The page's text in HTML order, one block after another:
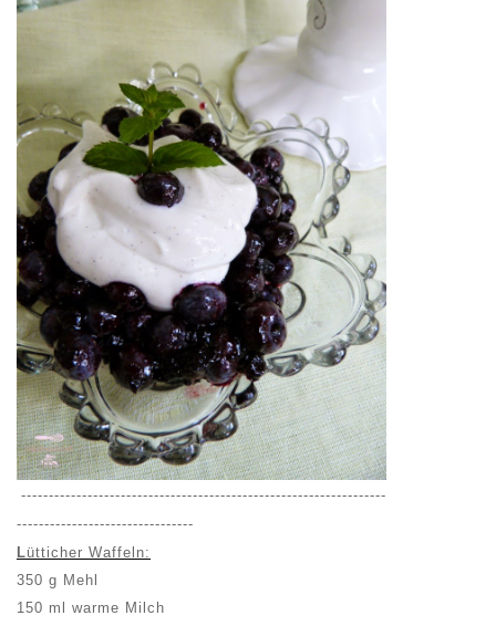
------------------------------------------------------------------
--------------------------------
Lütticher Waffeln:
350 g Mehl
150 ml warme Milch